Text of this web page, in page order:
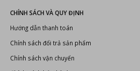
CHÍNH SÁCH VÀ QUY ĐỊNH
Hướng dẫn thanh toán
Chính sách đổi trả sản phẩm
Chính sách vận chuyển